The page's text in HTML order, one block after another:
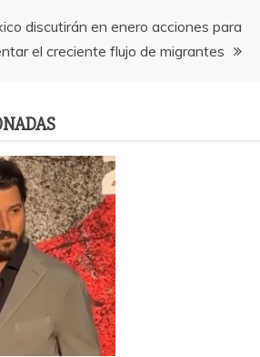
discutirán en enero acciones para
el creciente flujo de migrantes